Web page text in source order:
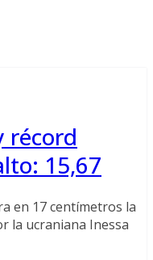
récord
15,67
en 17 centímetros la
la ucraniana Inessa